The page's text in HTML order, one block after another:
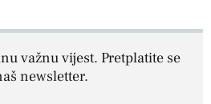
važnu vijest. Pretplatite se
newsletter.